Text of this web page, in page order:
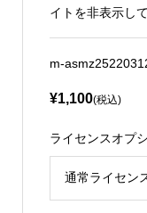
イトを非表示し
m-
¥1,100(税込)
ライセンスオプ